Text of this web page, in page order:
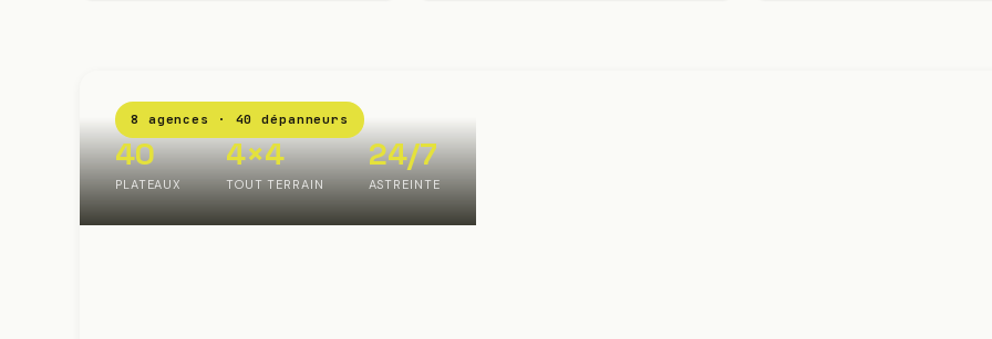
8 agences · 40 dépanneurs
40
PLATEAUX
4×4
TOUT TERRAIN
24/7
ASTREINTE